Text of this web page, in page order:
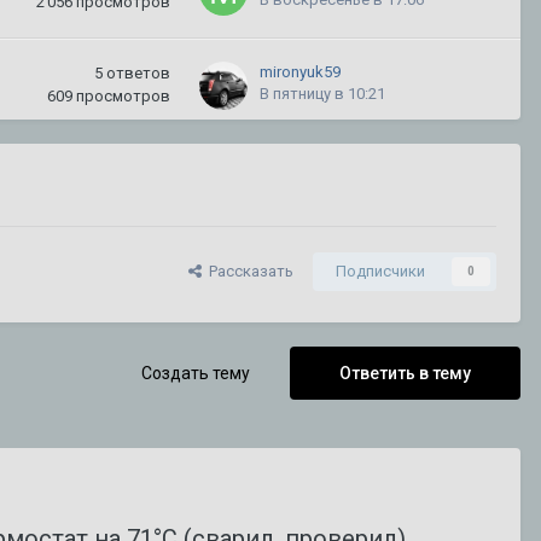
5 ответов
609 просмотров
mironyuk59
В пятницу в 10:21
18 июля
просмотра
DeathRow
154 ответа
Alekseeevich
Рассказать Подписчики 0
Ответить в тему
Создать тему